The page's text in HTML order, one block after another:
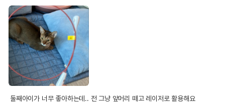
둘째아이가 너무 좋아하는데.. 전 그냥 앞머리 떼고 레이저로 활용해요